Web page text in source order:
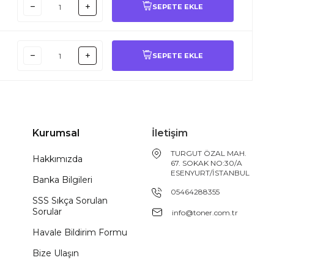
SEPETE EKLE
SEPETE EKLE
Kurumsal
Hakkımızda
Banka Bilgileri
SSS Sıkça Sorulan
Sorular
Havale Bildirim Formu
Bize Ulaşın
İletişim
TURGUT ÖZAL MAH.
67. SOKAK NO:30/A
ESENYURT/İSTANBUL
05464288355
info@toner.com.tr